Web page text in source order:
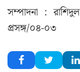
সম্পাদনা :
প্রসঙ্গ/০৪-০৩